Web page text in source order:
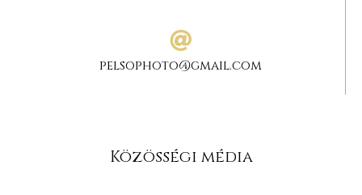
pelsophoto@gmail.com
Közösségi média